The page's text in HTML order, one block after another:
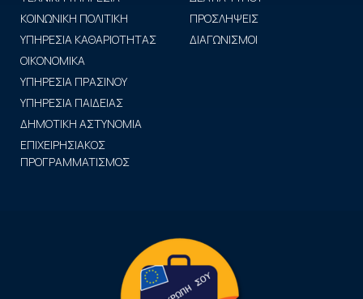
ΚΟΙΝΩΝΙΚΗ ΠΟΛΙΤΙΚΗ
ΥΠΗΡΕΣΙΑ ΚΑΘΑΡΙΟΤΗΤΑΣ
ΟΙΚΟΝΟΜΙΚΑ
ΥΠΗΡΕΣΙΑ ΠΡΑΣΙΝΟΥ
ΥΠΗΡΕΣΙΑ ΠΑΙΔΕΙΑΣ
ΔΗΜΟΤΙΚΗ ΑΣΤΥΝΟΜΙΑ
ΕΠΙΧΕΙΡΗΣΙΑΚΟΣ
ΠΡΟΓΡΑΜΜΑΤΙΣΜΟΣ
ΠΡΟΣΛΗΨΕΙΣ
ΔΙΑΓΩΝΙΣΜΟΙ